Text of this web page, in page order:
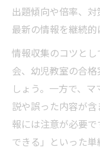
出題傾向や倍率、対
最新の情報を継続的
情報収集のコツと
会、幼児教室の合
しょう。一方で、
説や誤った内容が
報には注意が必要
できる」といった